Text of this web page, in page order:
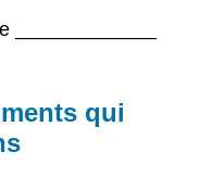
_____________
qui